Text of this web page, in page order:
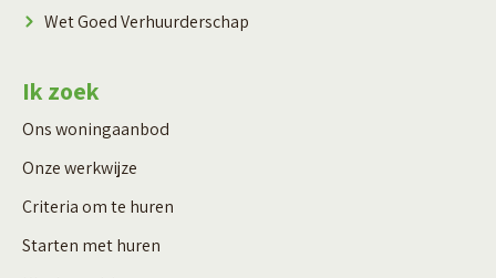
Wet Goed Verhuurderschap
Ik zoek
Ons woningaanbod
Onze werkwijze
Criteria om te huren
Starten met huren